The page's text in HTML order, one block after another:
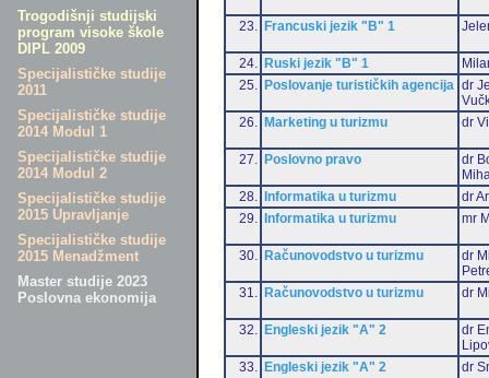
Trogodišnji studijski
program visoke škole
DIPL 2009
Specijalističke studije
2011
Specijalističke studije
2014 Modul 1
Specijalističke studije
2014 Modul 2
Specijalističke studije
2015 Upravljanje
Specijalističke studije
2015 Menadžment
Master studije 2023
Poslovna ekonomija
23. Francuski jezik "B" 1
24. Ruski jezik "B" 1
25.
Poslovanje turističkih agencija dr
26.
Marketing u turizmu dr
27. Poslovno pravo
dr
28.
Informatika u turizmu
dr
29.
Informatika u turizmu mr
30. Računovodstvo u turizmu
dr
31.
Računovodstvo u turizmu dr
32. Engleski jezik "A" 2
dr
33.
Engleski jezik "A" 2 dr